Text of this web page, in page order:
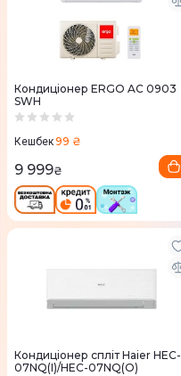
Кондиціонер ERGO AC 0903
SWН
Кешбек99 ₴
9 999₴
Кондиціонер спліт Haier HEC-
07NQ(I)/HEC-07NQ(O)